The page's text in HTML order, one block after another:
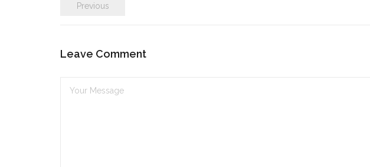
Previous
Leave Comment